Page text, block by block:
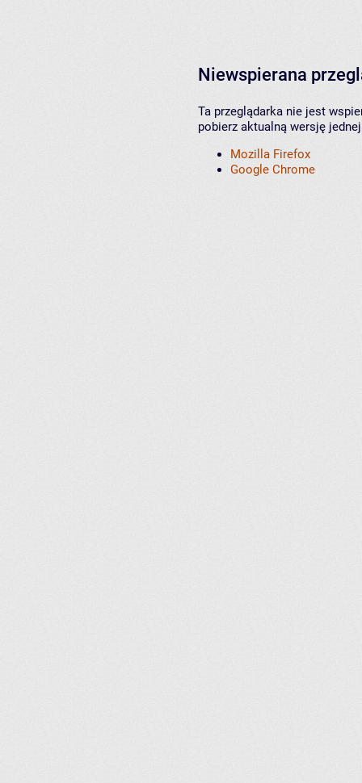
Niewspierana
Ta przeglądarka nie jest
pobierz aktualną wersję
Mozilla Firefox
Google Chrome